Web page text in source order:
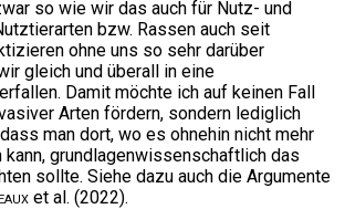
so wie wir das auch für Nutz- und
bzw. Rassen auch seit
ohne uns so sehr darüber
gleich und überall in eine
Damit möchte ich auf keinen Fall
Arten fördern, sondern lediglich
man dort, wo es ohnehin nicht mehr
grundlagenwissenschaftlich das
sollte. Siehe dazu auch die Argumente
et al. (2022).